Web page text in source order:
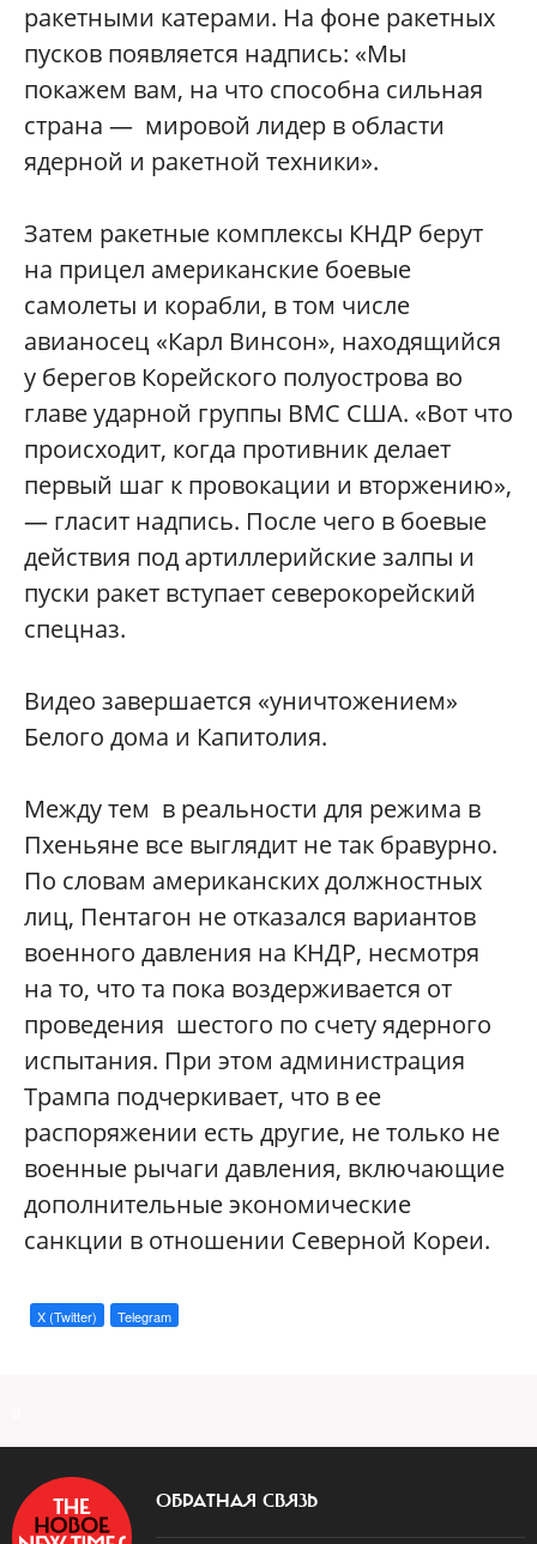
ракетными катерами. На фоне ракетных
пусков появляется надпись: «Мы
покажем вам, на что способна сильная
страна — мировой лидер в области
ядерной и ракетной техники».
Затем ракетные комплексы КНДР берут
на прицел американские боевые
самолеты и корабли, в том числе
авианосец «Карл Винсон», находящийся
у берегов Корейского полуострова во
главе ударной группы ВМС США. «Вот что
происходит, когда противник делает
первый шаг к провокации и вторжению»,
— гласит надпись. После чего в боевые
действия под артиллерийские залпы и
пуски ракет вступает северокорейский
спецназ.
Видео завершается «уничтожением»
Белого дома и Капитолия.
Между тем в реальности для режима в
Пхеньяне все выглядит не так бравурно.
По словам американских должностных
лиц, Пентагон не отказался вариантов
военного давления на КНДР, несмотря
на то, что та пока воздерживается от
проведения шестого по счету ядерного
испытания. При этом администрация
Трампа подчеркивает, что в ее
распоряжении есть другие, не только не
военные рычаги давления, включающие
дополнительные экономические
санкции в отношении Северной Кореи.
X (Twitter) Telegram
ОБРАТНАЯ СВЯЗЬ